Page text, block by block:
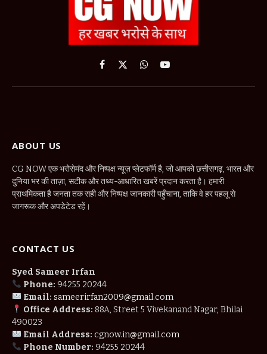
Facebook
X
WhatsApp
YouTube
ABOUT US
CG NOW एक भरोसेमंद और निष्पक्ष न्यूज़ प्लेटफॉर्म है, जो आपको छत्तीसगढ़, भारत और
दुनिया भर की ताज़ा, सटीक और तथ्य-आधारित खबरें प्रदान करता है। हमारी
प्राथमिकता है जनता तक सही और निष्पक्ष जानकारी पहुँचाना, ताकि वे हर पहलू से
जागरूक और अपडेटेड रहें।
CONTACT US
Syed Sameer Irfan
Phone: 94255 20244
Email: sameerirfan2009@gmail.com
Office Address: 88A, Street 5 Vivekanand Nagar, Bhilai
490023
Email Address: cgnow.in@gmail.com
Phone Number: 94255 20244